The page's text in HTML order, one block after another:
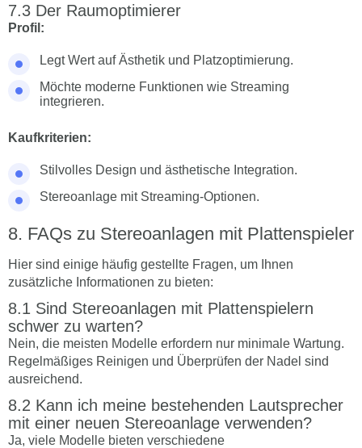
Der Raumoptimierer
Profil:
Legt Wert auf Ästhetik und Platzoptimierung.
Möchte moderne Funktionen wie Streaming
integrieren.
Kaufkriterien:
Stilvolles Design und ästhetische Integration.
Stereoanlage mit Streaming-Optionen.
FAQs zu Stereoanlagen mit Plattenspieler
Hier sind einige häufig gestellte Fragen, um Ihnen
zusätzliche Informationen zu bieten:
Sind Stereoanlagen mit Plattenspielern
schwer zu warten?
Nein, die meisten Modelle erfordern nur minimale Wartung.
Regelmäßiges Reinigen und Überprüfen der Nadel sind
ausreichend.
Kann ich meine bestehenden Lautsprecher
mit einer neuen Stereoanlage verwenden?
Ja, viele Modelle bieten verschiedene